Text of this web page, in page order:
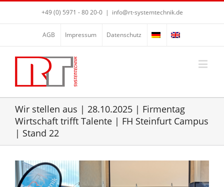
+49 (0) 5971 - 80 20-0 | info@rt-systemtechnik.de
AGB Impressum Datenschutz
Wir stellen aus | 28.10.2025 | Firmentag
Wirtschaft trifft Talente | FH Steinfurt Campus
| Stand 22